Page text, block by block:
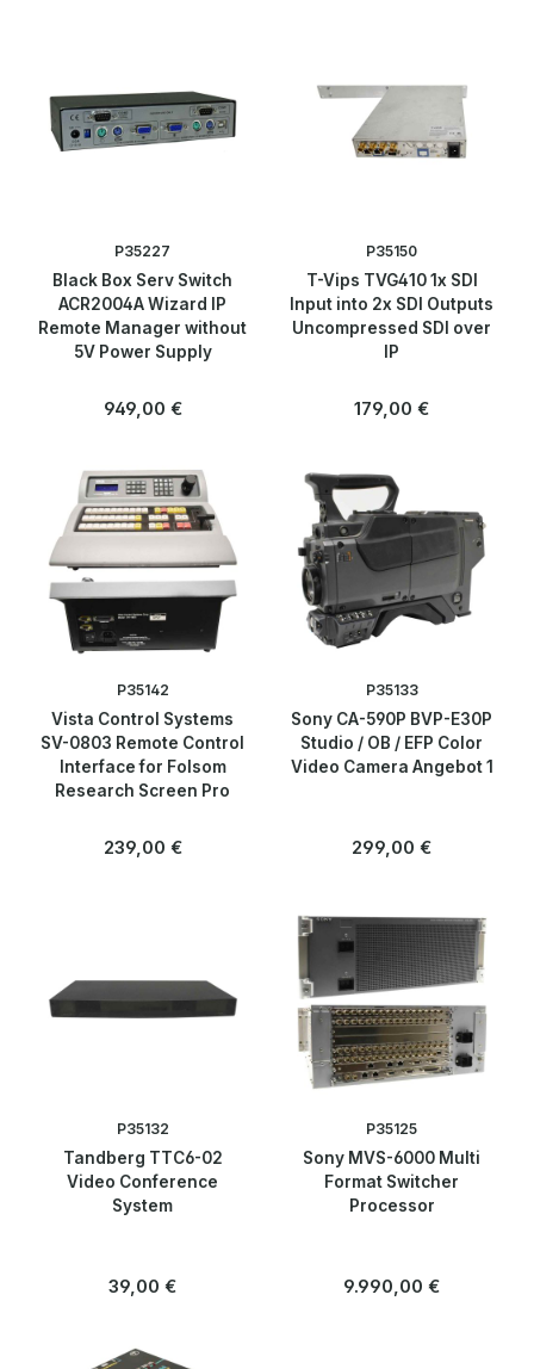
P35227
Black Box Serv Switch
ACR2004A Wizard IP
Remote Manager without
5V Power Supply
Regulärer Preis:
949,00 €
P35150
T-Vips TVG410 1x SDI
Input into 2x SDI Outputs
Uncompressed SDI over
IP
Regulärer Preis:
179,00 €
P35142
Vista Control Systems
SV-0803 Remote Control
Interface for Folsom
Research Screen Pro
Regulärer Preis:
239,00 €
P35133
Sony CA-590P BVP-E30P
Studio / OB / EFP Color
Video Camera Angebot 1
Regulärer Preis:
299,00 €
P35132
Tandberg TTC6-02
Video Conference
System
Regulärer Preis:
39,00 €
P35125
Sony MVS-6000 Multi
Format Switcher
Processor
Regulärer Preis:
9.990,00 €